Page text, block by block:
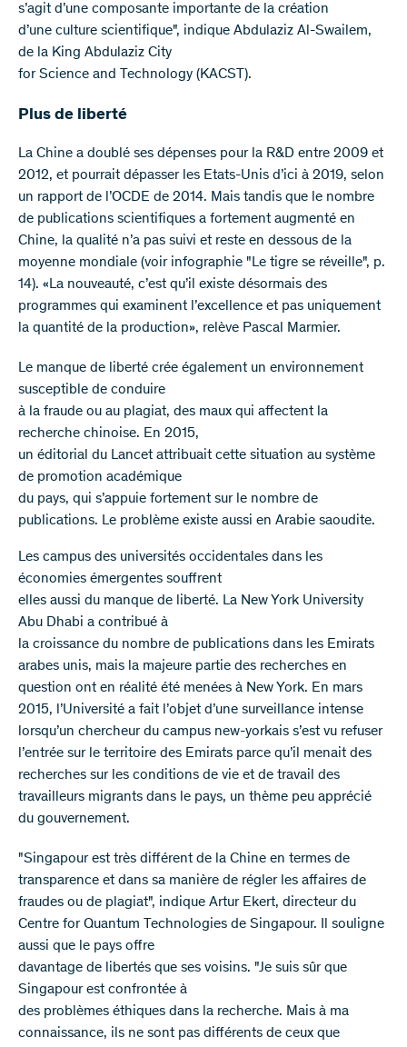
s’agit d’une composante importante de la création
d’une culture scientifique", indique Abdulaziz Al-Swailem,
de la King Abdulaziz City
for Science and Technology (KACST).
Plus de liberté
La Chine a doublé ses dépenses pour la R&D entre 2009 et
2012, et pourrait dépasser les Etats-Unis d’ici à 2019, selon
un rapport de l’OCDE de 2014. Mais tandis que le nombre
de publications scientifiques a fortement augmenté en
Chine, la qualité n’a pas suivi et reste en dessous de la
moyenne mondiale (voir infographie "Le tigre se réveille", p.
14). «La nouveauté, c’est qu’il existe désormais des
programmes qui examinent l’excellence et pas uniquement
la quantité de la production», relève Pascal Marmier.
Le manque de liberté crée également un environnement
susceptible de conduire
à la fraude ou au plagiat, des maux qui affectent la
recherche chinoise. En 2015,
un éditorial du Lancet attribuait cette situation au système
de promotion académique
du pays, qui s’appuie fortement sur le nombre de
publications. Le problème existe aussi en Arabie saoudite.
Les campus des universités occidentales dans les
économies émergentes souffrent
elles aussi du manque de liberté. La New York University
Abu Dhabi a contribué à
la croissance du nombre de publications dans les Emirats
arabes unis, mais la majeure partie des recherches en
question ont en réalité été menées à New York. En mars
2015, l’Université a fait l’objet d’une surveillance intense
lorsqu’un chercheur du campus new-yorkais s’est vu refuser
l’entrée sur le territoire des Emirats parce qu’il menait des
recherches sur les conditions de vie et de travail des
travailleurs migrants dans le pays, un thème peu apprécié
du gouvernement.
"Singapour est très différent de la Chine en termes de
transparence et dans sa manière de régler les affaires de
fraudes ou de plagiat", indique Artur Ekert, directeur du
Centre for Quantum Technologies de Singapour. Il souligne
aussi que le pays offre
davantage de libertés que ses voisins. "Je suis sûr que
Singapour est confrontée à
des problèmes éthiques dans la recherche. Mais à ma
connaissance, ils ne sont pas différents de ceux que